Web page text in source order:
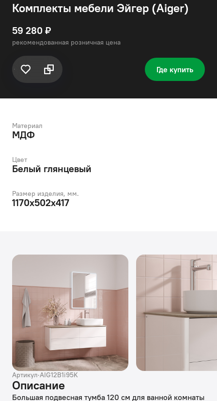
Комплекты мебели Эйгер (Aiger)
59 280 ₽
рекомендованная розничная цена
Где купить
Материал
МДФ
Цвет
Белый глянцевый
Размер изделия, мм.
1170х502х417
Артикул·AIG12B1i95K
Описание
Большая подвесная тумба 120 см для ванной комнаты